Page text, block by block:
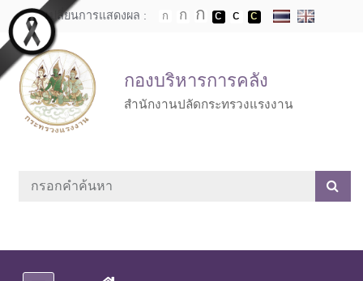
Skip to main content
เปลี่ยนการแสดงผล :
กองบริหารการคลัง
สำนักงานปลัดกระทรวงแรงงาน